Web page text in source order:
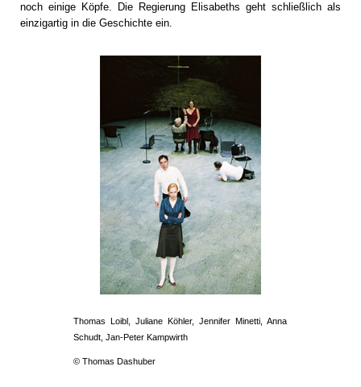
noch einige Köpfe. Die Regierung Elisabeths geht schließlich als
einzigartig in die Geschichte ein.
Thomas Loibl, Juliane Köhler, Jennifer Minetti, Anna
Schudt, Jan-Peter Kampwirth
© Thomas Dashuber